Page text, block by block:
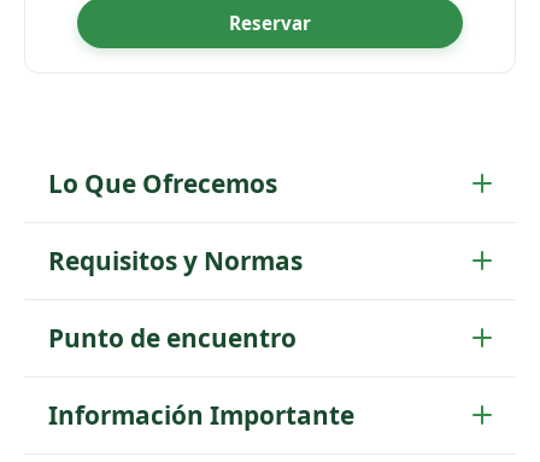
Reservar
Lo Que Ofrecemos
Requisitos y Normas
Punto de encuentro
Información Importante